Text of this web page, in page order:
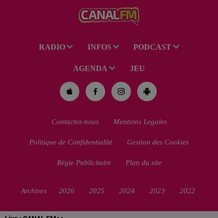
RADIO INFOS PODCAST
AGENDA JEU
Contactez-nous Mentions Legales
Politique de Confidentialité Gestion des Cookies
Régie Publicitaire Plan du site
Archives 2026 2025 2024 2023 2022